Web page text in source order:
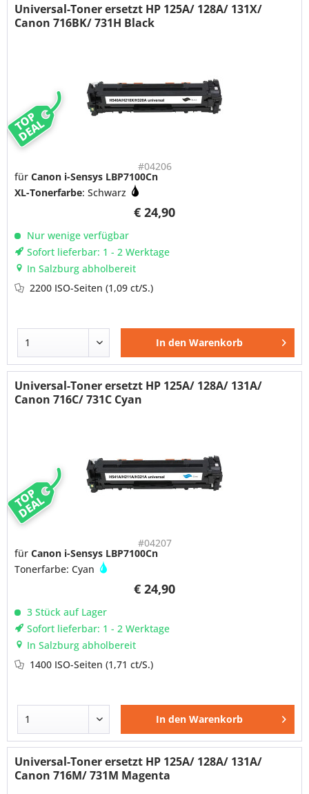
TOP
DEAL
Universal-Toner ersetzt HP 125A/ 128A/ 131X/
Canon 716BK/ 731H Black
#04206
€ 24,90
fürCanon i-Sensys LBP7100Cn
XL-Tonerfarbe: Schwarz
Nur wenige verfügbar
Sofort lieferbar: 1 - 2 Werktage
In Salzburg abholbereit
2200 ISO-Seiten(1,09 ct/S.)
In den Warenkorb
TOP
DEAL
Universal-Toner ersetzt HP 125A/ 128A/ 131A/
Canon 716C/ 731C Cyan
#04207
€ 24,90
fürCanon i-Sensys LBP7100Cn
Tonerfarbe: Cyan
3 Stück auf Lager
Sofort lieferbar: 1 - 2 Werktage
In Salzburg abholbereit
1400 ISO-Seiten(1,71 ct/S.)
In den Warenkorb
Universal-Toner ersetzt HP 125A/ 128A/ 131A/
Canon 716M/ 731M Magenta